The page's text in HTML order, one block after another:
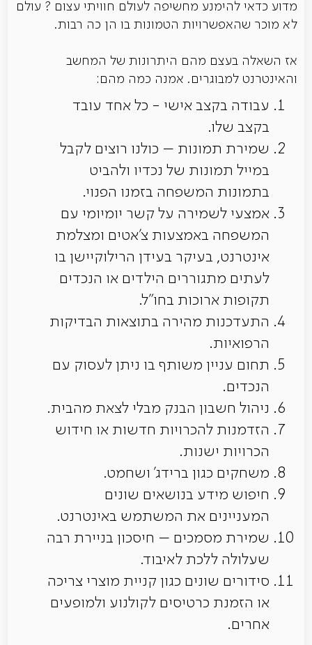
מדוע כדאי להימנע מחשיפה לעולם חוויתי עצום ? עולם
לא מוכר שהאפשרויות הטמונות בו הן כה רבות.
אז השאלה בעצם מהם היתרונות של המחשב
והאינטרנט למבוגרים. אמנה כמה מהם:
עבודה בקצב אישי - כל אחד עובד
בקצב שלו.
שמירת תמונות – כולנו רוצים לקבל
במייל תמונות של נכדיו ולהביט
בתמונות המשפחה בזמנו הפנוי.
אמצעי לשמירה על קשר יומיומי עם
המשפחה באמצעות צ'אטים ומצלמת
אינטרנט, בעיקר בעידן הרילוקיישן בו
לעתים מתגוררים הילדים או הנכדים
תקופות ארוכות בחו"ל.
התעדכנות מהירה בתוצאות הבדיקות
הרפואיות.
תחום עניין משותף בו ניתן לעסוק עם
הנכדים.
ניהול חשבון הבנק מבלי לצאת מהבית.
הזדמנות להכרויות חדשות או חידוש
הכרויות ישנות.
משחקים כגון ברידג' ושחמט.
חיפוש מידע בנושאים שונים
המעניינים את המשתמש באינטרנט.
שמירת מסמכים – חיסכון בניירת רבה
שעלולה ללכת לאיבוד.
סידורים שונים כגון קניית מוצרי צריכה
או הזמנת כרטיסים לקולנוע ולמופעים
אחרים.